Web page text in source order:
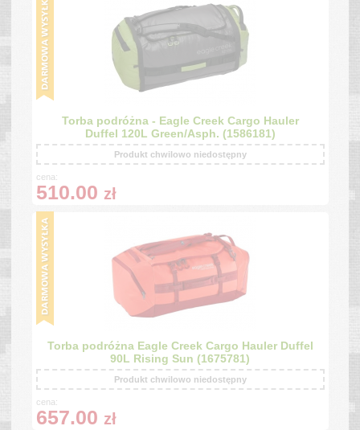
Torba podróżna - Eagle Creek Cargo Hauler
Duffel 120L Green/Asph. (1586181)
Produkt chwilowo niedostępny
cena:
510.00 zł
Torba podróżna Eagle Creek Cargo Hauler Duffel
90L Rising Sun (1675781)
Produkt chwilowo niedostępny
cena:
657.00 zł